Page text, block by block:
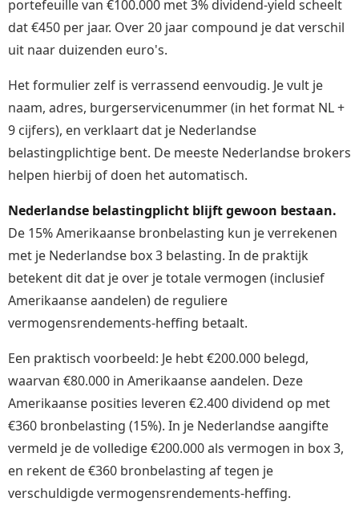
portefeuille van €100.000 met 3% dividend-yield scheelt
dat €450 per jaar. Over 20 jaar compound je dat verschil
uit naar duizenden euro's.
Het formulier zelf is verrassend eenvoudig. Je vult je
naam, adres, burgerservicenummer (in het format NL +
9 cijfers), en verklaart dat je Nederlandse
belastingplichtige bent. De meeste Nederlandse brokers
helpen hierbij of doen het automatisch.
Nederlandse belastingplicht blijft gewoon bestaan.
De 15% Amerikaanse bronbelasting kun je verrekenen
met je Nederlandse box 3 belasting. In de praktijk
betekent dit dat je over je totale vermogen (inclusief
Amerikaanse aandelen) de reguliere
vermogensrendements-heffing betaalt.
Een praktisch voorbeeld: Je hebt €200.000 belegd,
waarvan €80.000 in Amerikaanse aandelen. Deze
Amerikaanse posities leveren €2.400 dividend op met
€360 bronbelasting (15%). In je Nederlandse aangifte
vermeld je de volledige €200.000 als vermogen in box 3,
en rekent de €360 bronbelasting af tegen je
verschuldigde vermogensrendements-heffing.